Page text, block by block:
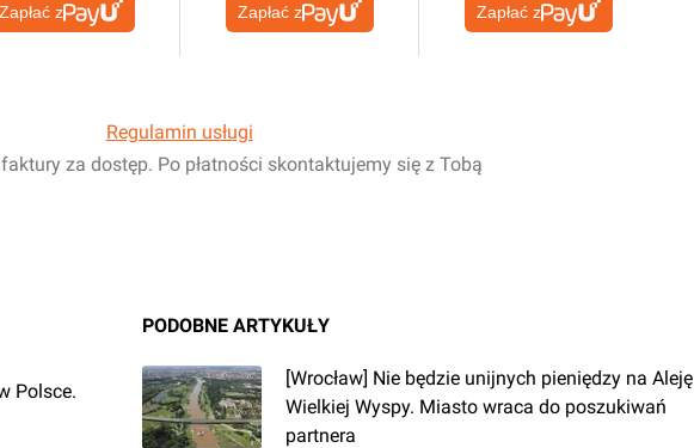
Zapłać z Zapłać z Zapłać z
Regulamin usługi
za dostęp. Po płatności skontaktujemy się z Tobą
Polsce.
PODOBNE ARTYKUŁY
[Wrocław] Nie będzie unijnych pieniędzy na Aleję
Wielkiej Wyspy. Miasto wraca do poszukiwań
partnera